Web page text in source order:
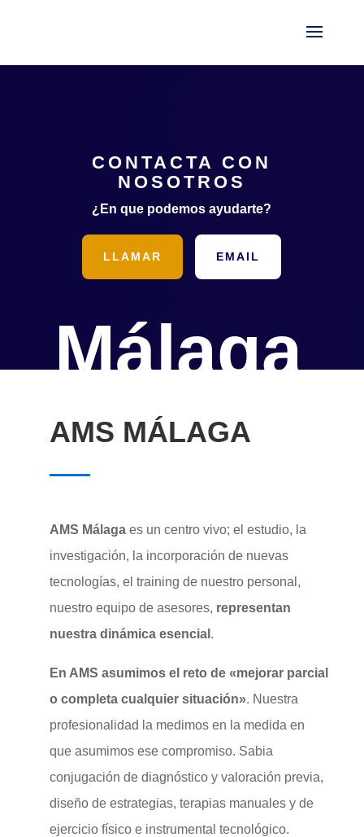
CONTACTA CON
NOSOTROS
¿En que podemos ayudarte?
LLAMAR EMAIL
Málaga
AMS MÁLAGA
AMS Málaga es un centro vivo; el estudio, la
investigación, la incorporación de nuevas
tecnologías, el training de nuestro personal,
nuestro equipo de asesores, representan
nuestra dinámica esencial .
En AMS asumimos el reto de «mejorar parcial
o completa cualquier situación». Nuestra
profesionalidad la medimos en la medida en
que asumimos ese compromiso. Sabia
conjugación de diagnóstico y valoración previa,
diseño de estrategias, terapias manuales y de
ejercicio físico e instrumental tecnológico.